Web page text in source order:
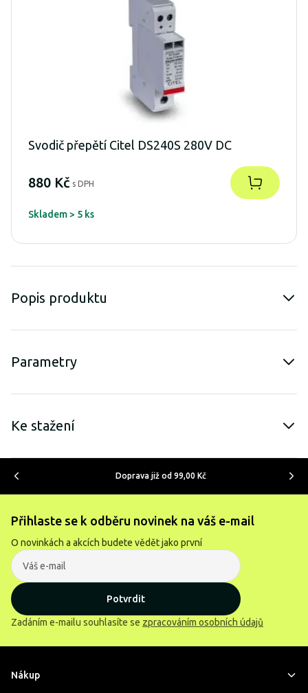
Svodič přepětí Citel DS240S 280V DC
880 Kč s DPH
Skladem > 5 ks
Popis produktu
Parametry
Ke stažení
Doprava již od 99,00 Kč
Přihlaste se k odběru novinek na váš e-mail
O novinkách a akcích budete vědět jako první
Potvrdit
Zadáním e-mailu souhlasíte se zpracováním osobních údajů
Nákup